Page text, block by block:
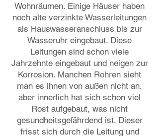
Wohnräumen. Einige Häuser haben
noch alte verzinkte Wasserleitungen
als Hauswasseranschluss bis zur
Wasseruhr eingebaut. Diese
Leitungen sind schon viele
Jahrzehnte eingebaut und neigen zur
Korrosion. Manchen Rohren sieht
man es ihnen von außen nicht an,
aber innerlich hat sich schon viel
Rost aufgebaut, was nicht
gesundheitsgefährdend ist. Dieser
frisst sich durch die Leitung und